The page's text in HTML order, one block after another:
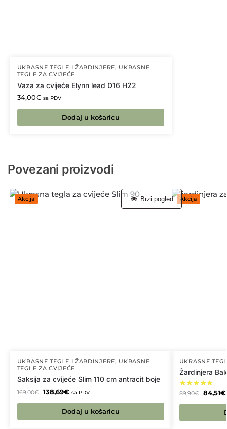
UKRASNE TEGLE I ŽARDINJERE, UKRASNE
TEGLE ZA CVIJEĆE
Vaza za cvijeće Elynn lead D16 H22
34,00€ sa PDV
Dodaj u košaricu
Povezani proizvodi
Akcija
UKRASNE TEGLE I ŽARDINJERE, UKRASNE
TEGLE ZA CVIJEĆE
Saksija za cvijeće Slim 110 cm antracit boje
169,00€ 138,69€ sa PDV
Dodaj u košaricu
Brzi pogled Akcija
UKRASNE
Žardinjera
89,90€ 84,51€